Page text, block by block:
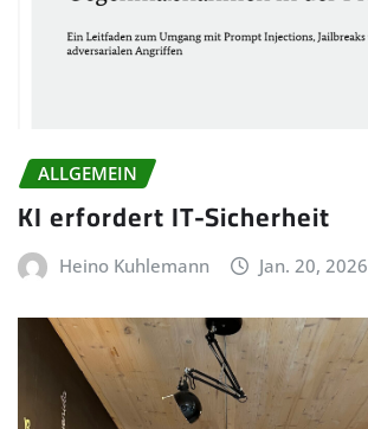
ALLGEMEIN
KI erfordert IT-Sicherheit
Heino Kuhlemann Jan. 20, 2026